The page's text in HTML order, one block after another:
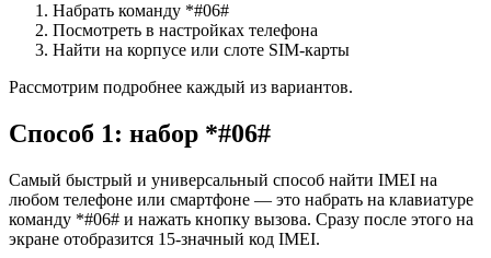
Набрать команду *#06#
Посмотреть в настройках телефона
Найти на корпусе или слоте SIM-карты
Рассмотрим подробнее каждый из вариантов.
Способ 1: набор *#06#
Самый быстрый и универсальный способ найти IMEI на
любом телефоне или смартфоне — это набрать на клавиатуре
команду *#06# и нажать кнопку вызова. Сразу после этого на
экране отобразится 15-значный код IMEI.